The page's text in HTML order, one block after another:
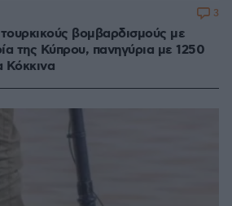
βομβαρδισμούς με
της Κύπρου, πανηγύρια με 1250
Κόκκινα
3